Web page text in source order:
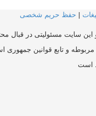
| حفظ حریم شخصی
سایت مسئولیتی در قبال
و تابع قوانین جمهوری
است